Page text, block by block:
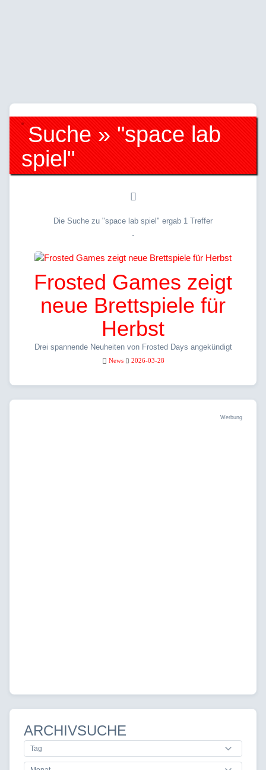
Suche » "space lab
spiel"
Die Suche zu "space lab spiel" ergab 1 Treffer
.
Frosted Games zeigt
neue Brettspiele für
Herbst
Drei spannende Neuheiten von Frosted Days angekündigt
News 2026-03-28
Werbung
ARCHIVSUCHE